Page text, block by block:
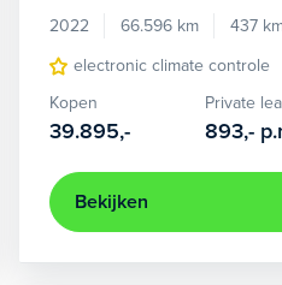
Elektrisch
panorama-dak lederen
2022
66.596 km 437
electronic climate controle
Kopen
39.895,-
Private
893,-
Bekijken